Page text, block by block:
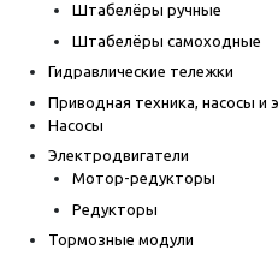
Штабелёры ручные
Штабелёры самоходные
Гидравлические тележки
Приводная техника, насосы и
Насосы
Электродвигатели
Мотор-редукторы
Редукторы
Тормозные модули